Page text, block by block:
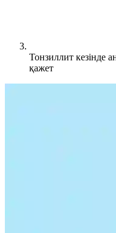
Тонзиллит кезінде
қажет